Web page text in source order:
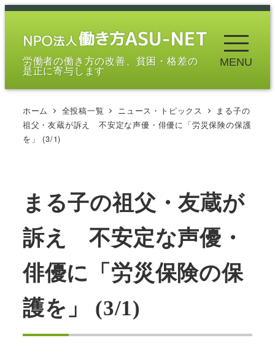
メ
労働者の働き方の改善、貧困・格差の
是正に寄与します
MENU
ホーム 全投稿一覧 ニュース・トピックス
まる子の
祖父・友蔵が訴え 不安定な声優・俳優に「労災保険の保護
を」 (3/1)
まる子の祖父・友蔵が
訴え 不安定な声優・
俳優に「労災保険の保
護を」 (3/1)